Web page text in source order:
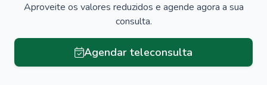
Aproveite os valores reduzidos e agende agora a sua
consulta.
Agendar teleconsulta